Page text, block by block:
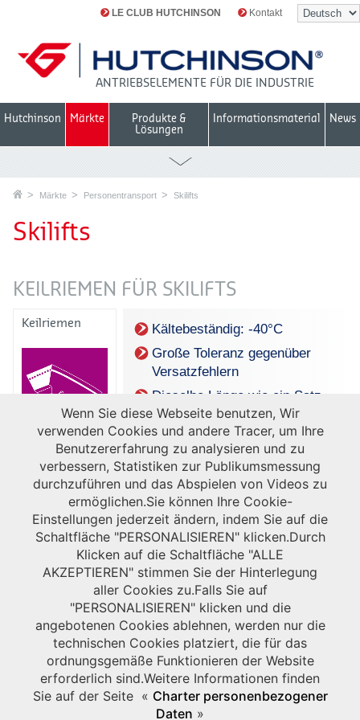
LE CLUB HUTCHINSON Kontakt
ANTRIEBSELEMENTE FÜR DIE INDUSTRIE
Hutchinson Märkte
Produkte &
Lösungen
Informationsmaterial News
Märkte Personentransport Skilifts
Skilifts
KEILRIEMEN FÜR SKILIFTS
Keilriemen
Kältebeständig: -40°C
Große Toleranz gegenüber
Versatzfehlern
Dieselbe Länge wie ein Satz
Keilriemen
Bessere Leistung als
flankenoffene Keilriemen
Wenn Sie diese Webseite benutzen, Wir
verwenden Cookies und andere Tracer, um Ihre
Benutzererfahrung zu analysieren und zu
verbessern, Statistiken zur Publikumsmessung
durchzuführen und das Abspielen von Videos zu
ermöglichen.Sie können Ihre Cookie-
Einstellungen jederzeit ändern, indem Sie auf die
Schaltfläche "PERSONALISIEREN" klicken.Durch
Klicken auf die Schaltfläche "ALLE
AKZEPTIEREN" stimmen Sie der Hinterlegung
aller Cookies zu.Falls Sie auf
"PERSONALISIEREN" klicken und die
angebotenen Cookies ablehnen, werden nur die
technischen Cookies platziert, die für das
ordnungsgemäße Funktionieren der Website
erforderlich sind.Weitere Informationen finden
Sie auf der Seite « Charter personenbezogener
Daten »